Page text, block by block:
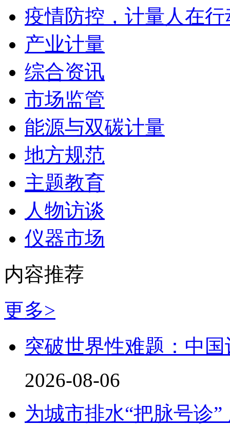
疫情防控，计量人在行
产业计量
综合资讯
市场监管
能源与双碳计量
地方规范
主题教育
人物访谈
仪器市场
内容推荐
更多>
突破世界性难题：中
2026-08-06
为城市排水“把脉号诊”